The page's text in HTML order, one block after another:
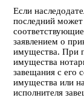
Если
последний может
заявлением о
имущества. При
имущества
завещания с его
имущества или
исполнителя